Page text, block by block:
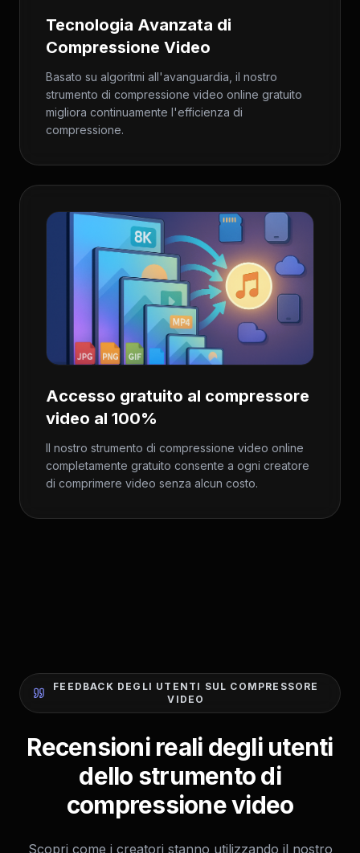
Tecnologia Avanzata di
Compressione Video
Basato su algoritmi all'avanguardia, il nostro
strumento di compressione video online gratuito
migliora continuamente l'efficienza di
compressione.
Accesso gratuito al compressore
video al 100%
Il nostro strumento di compressione video online
completamente gratuito consente a ogni creatore
di comprimere video senza alcun costo.
FEEDBACK DEGLI UTENTI SUL COMPRESSORE
VIDEO
Recensioni reali degli utenti
dello strumento di
compressione video
Scopri come i creatori stanno utilizzando il nostro